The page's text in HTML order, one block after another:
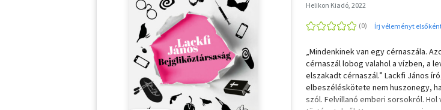
Helikon Kiadó, 2022
Írj véleményt
„Mindenkinek van egy cérnaszála.
cérnaszál lobog valahol a vízben, a
elszakadt cérnaszál.” Lackfi János
elbeszéléskötete nem huszonegy,
szól. Felvillanó emberi sorsokról. Hol